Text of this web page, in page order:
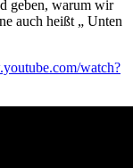
geben, warum wir
auch heißt „ Unten
watch?